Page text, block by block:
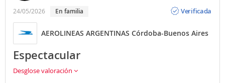
24/05/2026 En familia
Verificada
AEROLINEAS ARGENTINAS Córdoba-Buenos Aires
Espectacular
Desglose valoración